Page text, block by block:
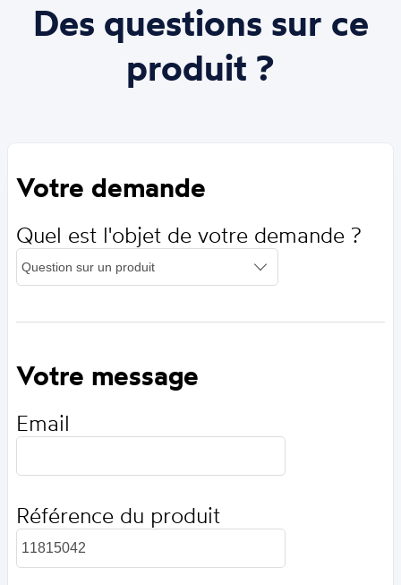
Des questions sur ce
produit ?
Votre demande
Quel est l'objet de votre demande ?
Votre message
Email
Référence du produit